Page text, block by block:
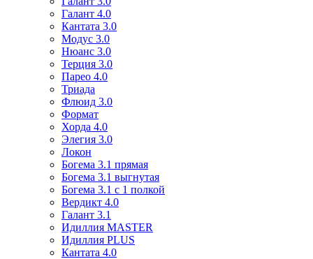
Галант 4.0
Кантата 3.0
Модус 3.0
Нюанс 3.0
Терция 3.0
Парео 4.0
Триада
Флюид 3.0
Формат
Хорда 4.0
Элегия 3.0
Локон
Богема 3.1 прямая
Богема 3.1 выгнутая
Богема 3.1 с 1 полкой
Вердикт 4.0
Галант 3.1
Идиллия MASTER
Идиллия PLUS
Кантата 4.0